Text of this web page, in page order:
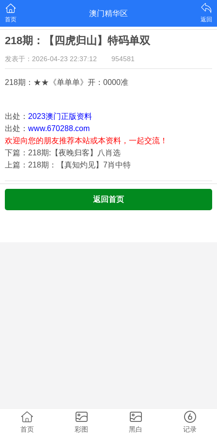
首页
澳门精华区
返回
218期：【四虎归山】特码单双
发表于：2026-04-23 22:37:12 954581
218期：★★《单单单》开：0000准
出处： 2023澳门正版资料
出处： www.670288.com
欢迎向您的朋友推荐本站或本资料，一起交流！
下篇：218期:【夜晚归客】八肖选
上篇：218期：【真知灼见】7肖中特
返回首页
首页 彩图 黑白 记录